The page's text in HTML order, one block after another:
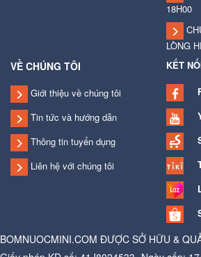
18H00
LÒNG
VỀ CHÚNG TÔI
Giới thiệu về chúng tôi
Tin tức và hướng dẫn
Thông tin tuyển dụng
Liên hệ với chúng tôi
KẾT
BOMNUOCMINI.COM ĐƯỢC SỞ HỮU &